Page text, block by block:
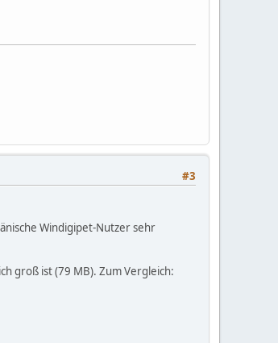
#3
Windigipet-Nutzer sehr
groß ist (79 MB). Zum Vergleich: